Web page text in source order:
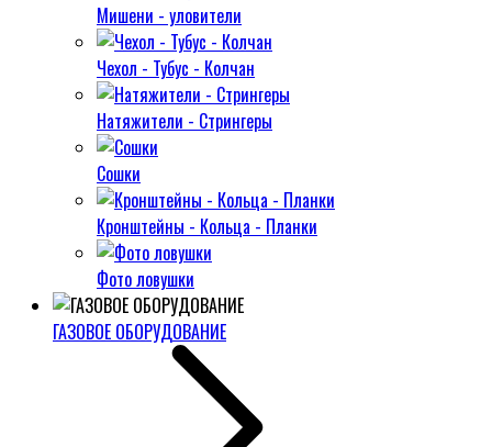
Мишени - уловители
Чехол - Тубус - Колчан
Натяжители - Стрингеры
Сошки
Кронштейны - Кольца - Планки
Фото ловушки
ГАЗОВОЕ ОБОРУДОВАНИЕ